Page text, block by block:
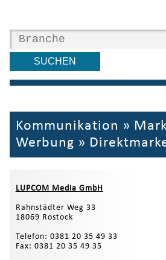
Kommunikation »
Werbung »
LUPCOM Media GmbH
Rahnstädter Weg 33
18069 Rostock
Telefon: 0381 20 35 49 33
Fax: 0381 20 35 49 35